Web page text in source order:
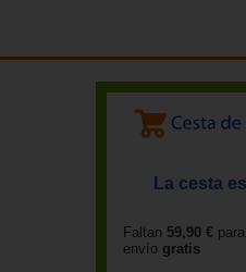
La cesta
Faltan 59,90 €
envío gratis